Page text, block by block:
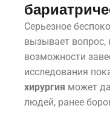
Серьезное
вызывает вопрос,
возможности
исследования
хирургия может
людей, ранее